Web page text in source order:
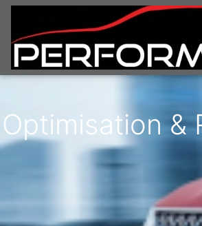
Optimisation &